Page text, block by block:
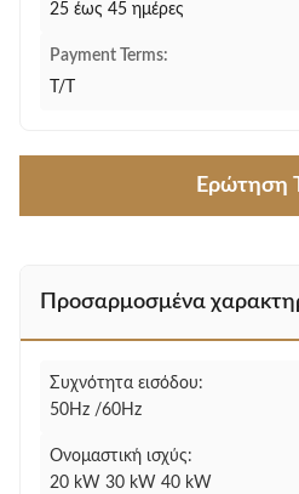
25 έως 45 ημέρες
Payment Terms:
T/T
Ερώτηση
Προσαρμοσμένα
Συχνότητα εισόδου:
50Hz /60Hz
Ονομαστική ισχύς:
20 kW 30 kW 40 kW